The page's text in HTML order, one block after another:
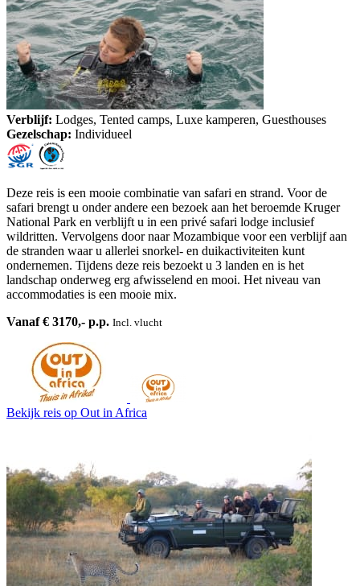
Verblijf: Lodges, Tented camps, Luxe kamperen, Guesthouses
Gezelschap: Individueel
Deze reis is een mooie combinatie van safari en strand. Voor de
safari brengt u onder andere een bezoek aan het beroemde Kruger
National Park en verblijft u in een privé safari lodge inclusief
wildritten. Vervolgens door naar Mozambique voor een verblijf aan
de stranden waar u allerlei snorkel- en duikactiviteiten kunt
ondernemen. Tijdens deze reis bezoekt u 3 landen en is het
landschap onderweg erg afwisselend en mooi. Het niveau van
accommodaties is een mooie mix.
Vanaf € 3170,- p.p. Incl. vlucht
Bekijk reis op Out in Africa